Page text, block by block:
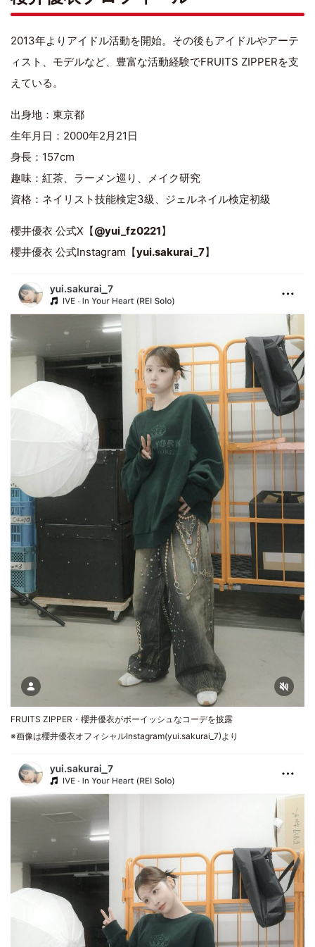
2013年よりアイドル活動を開始。その後もアイドルやアーテ
ィスト、モデルなど、豊富な活動経験でFRUITS ZIPPERを支
えている。
出身地：東京都
生年月日：2000年2月21日
身長：157cm
趣味：紅茶、ラーメン巡り、メイク研究
資格：ネイリスト技能検定3級、ジェルネイル検定初級
櫻井優衣 公式X【@yui_fz0221】
櫻井優衣 公式Instagram【yui.sakurai_7】
FRUITS ZIPPER・櫻井優衣がボーイッシュなコーデを披露
※画像は櫻井優衣オフィシャルInstagram(yui.sakurai_7)より